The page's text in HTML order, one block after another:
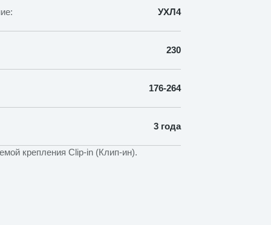
УХЛ4
230
176-264
3 года
крепления Clip-in (Клип-ин).